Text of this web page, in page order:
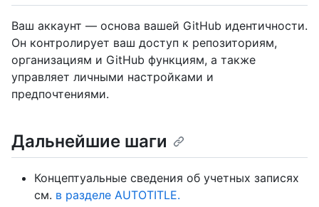
Ваш аккаунт — основа вашей GitHub идентичности.
Он контролирует ваш доступ к репозиториям,
организациям и GitHub функциям, а также
управляет личными настройками и
предпочтениями.
Дальнейшие шаги
Концептуальные сведения об учетных записях
см. в разделе AUTOTITLE.